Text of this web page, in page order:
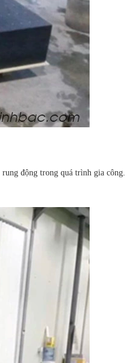
động trong quá trình gia công.